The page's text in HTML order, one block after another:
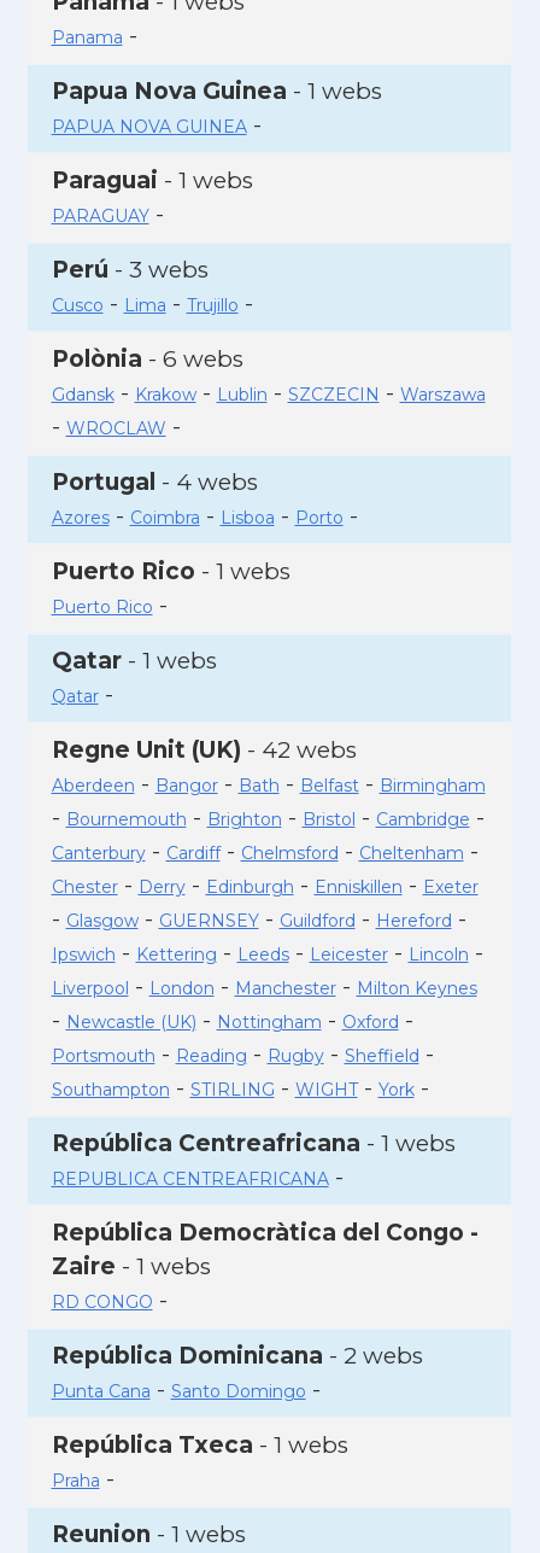
Panama -
Papua Nova Guinea - 1 webs
PAPUA NOVA GUINEA-
Paraguai - 1 webs
PARAGUAY-
Perú - 3 webs
Cusco - Lima - Trujillo -
Polònia - 6 webs
Gdansk- Krakow- Lublin - SZCZECIN - Warszawa
- WROCLAW -
Portugal - 4 webs
Azores- Coimbra - Lisboa - Porto -
Puerto Rico - 1 webs
Puerto Rico -
Qatar- 1 webs
Qatar-
Regne Unit (UK) - 42 webs
Aberdeen - Bangor- Bath - Belfast- Birmingham
- Bournemouth - Brighton - Bristol - Cambridge -
Canterbury- Cardiff- Chelmsford - Cheltenham -
Chester- Derry- Edinburgh - Enniskillen - Exeter
- Glasgow- GUERNSEY- Guildford - Hereford -
Ipswich - Kettering - Leeds- Leicester- Lincoln -
Liverpool - London - Manchester- Milton Keynes
- Newcastle (UK) - Nottingham - Oxford -
Portsmouth - Reading - Rugby- Sheffield -
Southampton - STIRLING - WIGHT- York-
República Centreafricana - 1 webs
REPUBLICA CENTREAFRICANA-
República Democràtica del Congo -
Zaire - 1 webs
RD CONGO -
República Dominicana - 2 webs
Punta Cana - Santo Domingo -
República Txeca - 1 webs
Praha -
Reunion - 1 webs